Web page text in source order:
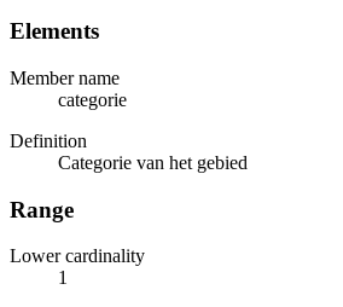
Elements
Member name
categorie
Definition
Categorie van het gebied
Range
Lower cardinality
1